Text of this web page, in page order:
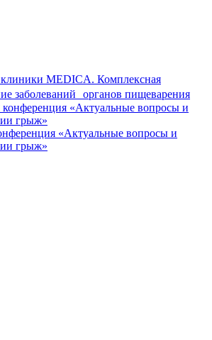
клиники MEDICA. Комплексная
заболеваний органов пищеварения
«Актуальные вопросы и
грыж»